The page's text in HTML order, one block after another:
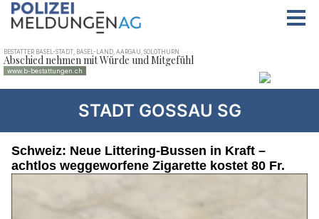
STADT GOSSAU SG
Schweiz: Neue Littering-Bussen in Kraft –
achtlos weggeworfene Zigarette kostet 80 Fr.